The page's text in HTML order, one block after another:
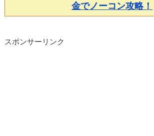
金でノーコン攻略！
スポンサーリンク